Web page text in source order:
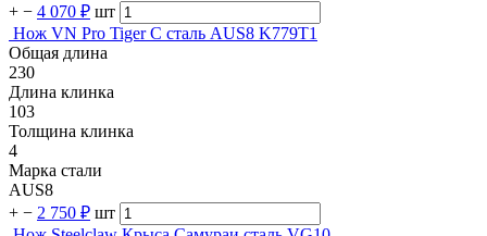
+ − 4 070 ₽ шт
Нож VN Pro Tiger C сталь AUS8 K779T1
Общая длина
230
Длина клинка
103
Толщина клинка
4
Марка стали
AUS8
+ − 2 750 ₽ шт